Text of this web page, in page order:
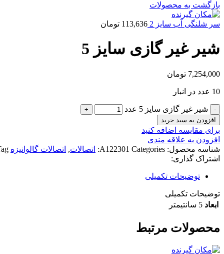
بازگشت به محصولات
سر شلنگی آب سایز 2 113,636 تومان
شیر غیر گازی سایز 5
7,254,000 تومان
10 عدد در انبار
شیر غیر گازی سایز 5 عدد
افزودن به سبد خرید
برای مقایسه اضافه کنید
افزودن به علاقه مندی
شناسه محصول:
A122301 Categories: اتصالات, اتصالات گالوانیزه
اشتراک گذاری:
توضیحات تکمیلی
توضیحات تکمیلی
ابعاد 5 سانتیمتر
محصولات مرتبط